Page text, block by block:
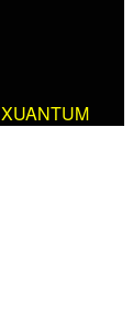
XUANTUM